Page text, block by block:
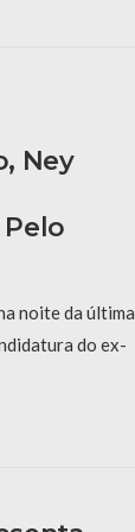
Ney
noite da última
do ex-